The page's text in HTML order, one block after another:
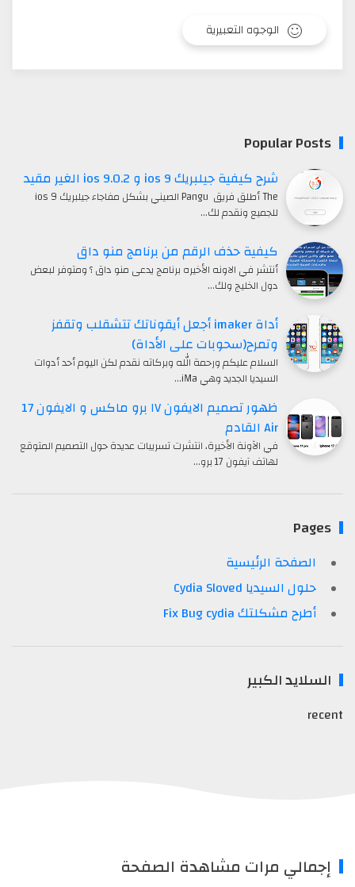
الوجوه التعبيرية
Popular Posts
شرح كيفية جيلبريك ios 9 و ios 9.0.2 الغير مقيد
The أطلق فريق Pangu الصيني بشكل مفاجاء جيلبريك ios 9
للجميع ونقدم لك…
كيفية حذف الرقم من برنامج منو داق
أنتشر في الاونه الأخيره برنامج يدعى منو داق ؟ ومتوفر لبعض
دول الخليج ولك…
أداة imaker أجعل أيقوناتك تتشقلب وتقفز
وتمرح(سحوبات على الأداة)
السلام عليكم ورحمة الله وبركاته نقدم لكن اليوم أحد أدوات
السيديا الجديد وهي iMa…
ظهور تصميم الايفون ١٧ برو ماكس و الايفون 17
Air القادم
في الآونة الأخيرة، انتشرت تسريبات عديدة حول التصميم المتوقع
لهاتف آيفون 17 برو…
Pages
الصفحة الرئيسية
حلول السيديا Cydia Sloved
أطرح مشكلتك Fix Bug cydia
السلايد الكبير
recent
إجمالي مرات مشاهدة الصفحة